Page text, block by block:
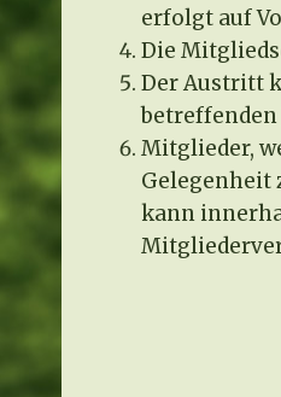
erfolgt auf
Die
Der Austritt
Mitglieder,
Gelegenheit
kann